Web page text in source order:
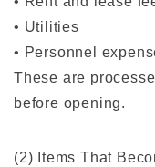
• Utilities
• Personnel
These are
before opening.
(2) Items That